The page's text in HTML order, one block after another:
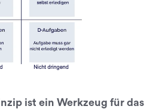
ist ein Werkzeug für das